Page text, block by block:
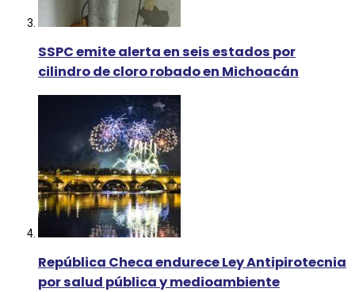
SSPC emite alerta en seis estados por
cilindro de cloro robado en Michoacán
República Checa endurece Ley Antipirotecnia
por salud pública y medioambiente